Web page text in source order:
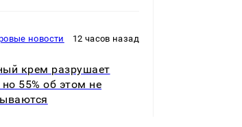
новости 12 часов назад
крем разрушает
55% об этом не